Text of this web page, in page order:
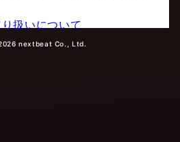
扱いについて
nextbeat Co., Ltd.